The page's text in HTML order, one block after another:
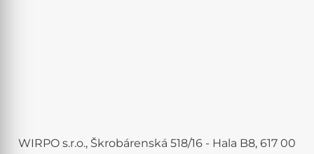
WIRPO s.r.o., Škrobárenská 518/16 - Hala B8, 617 00